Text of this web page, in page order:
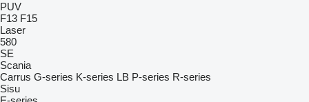
PUV
F13 F15
Laser
580
SE
Scania
Carrus G-series K-series LB P-series R-series
Sisu